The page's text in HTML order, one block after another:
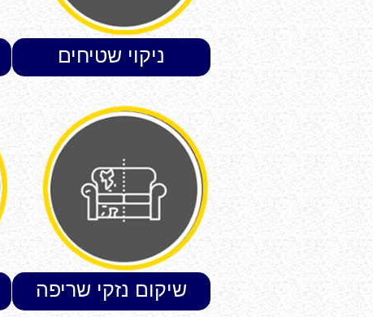
ניקוי שטיחים
שיקום נזקי שריפה